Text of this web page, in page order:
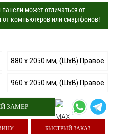
может отличаться от
от компьютеров или смартфонов!
880 х 2050 мм, (ШхВ) Правое
960 х 2050 мм, (ШхВ) Правое
ЗАМЕР
БЫСТРЫЙ ЗАКАЗ